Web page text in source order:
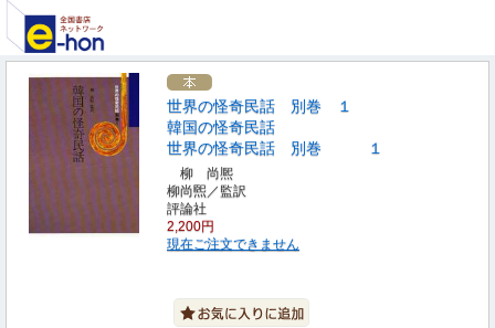
世界の怪奇民話 別巻 １
韓国の怪奇民話
世界の怪奇民話 別巻 １
柳 尚熈
柳尚煕／監訳
評論社
2,200円
現在ご注文できません